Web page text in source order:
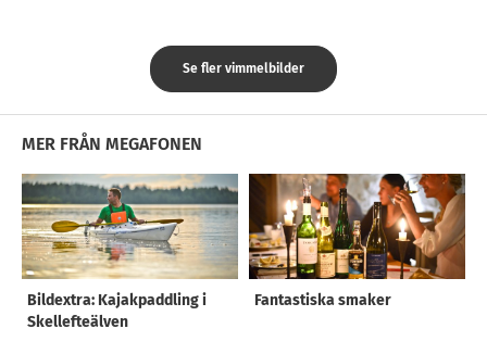
Se fler vimmelbilder
MER FRÅN MEGAFONEN
Bildextra: Kajakpaddling i
Skellefteälven
Fantastiska smaker